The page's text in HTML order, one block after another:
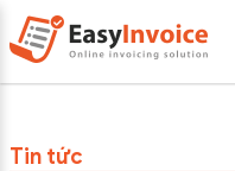
Tin tức